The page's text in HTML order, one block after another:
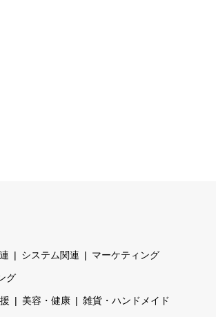
システム関連 マーケティング
グ
美容・健康 雑貨・ハンドメイド